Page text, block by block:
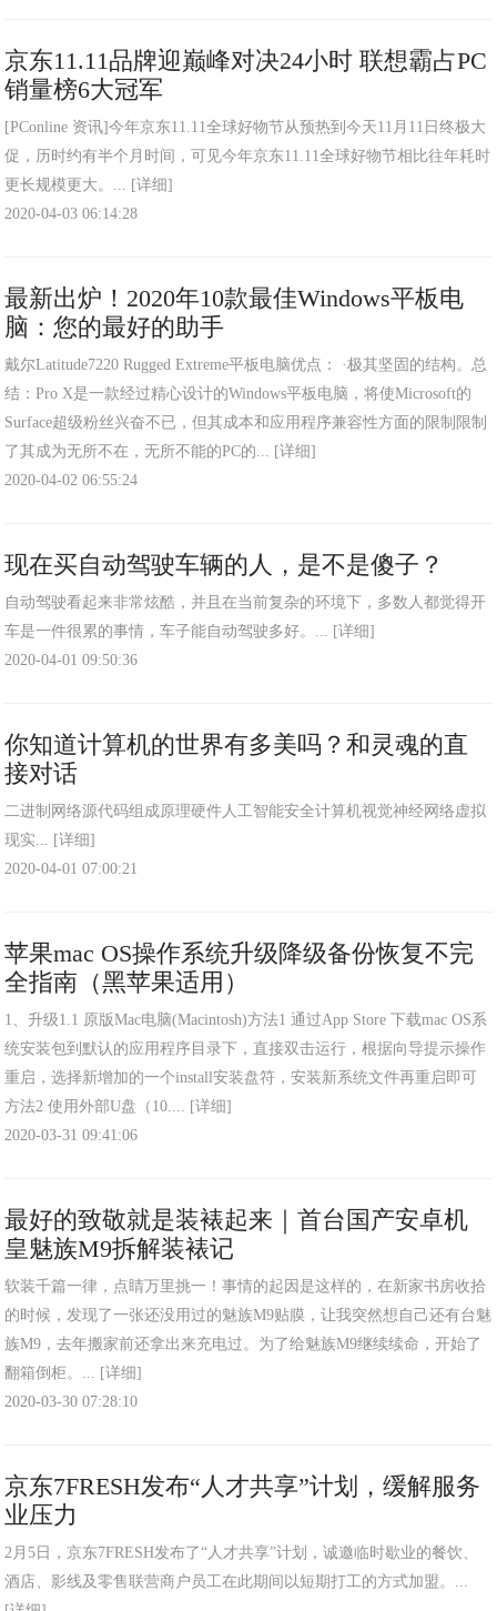
京东11.11品牌迎巅峰对决24小时 联想霸占PC
销量榜6大冠军
[PConline 资讯]今年京东11.11全球好物节从预热到今天11月11日终极大
促，历时约有半个月时间，可见今年京东11.11全球好物节相比往年耗时
更长规模更大。... [详细]
2020-04-03 06:14:28
最新出炉！2020年10款最佳Windows平板电
脑：您的最好的助手
戴尔Latitude7220 Rugged Extreme平板电脑优点： ·极其坚固的结构。总
结：Pro X是一款经过精心设计的Windows平板电脑，将使Microsoft的
Surface超级粉丝兴奋不已，但其成本和应用程序兼容性方面的限制限制
了其成为无所不在，无所不能的PC的... [详细]
2020-04-02 06:55:24
现在买自动驾驶车辆的人，是不是傻子？
自动驾驶看起来非常炫酷，并且在当前复杂的环境下，多数人都觉得开
车是一件很累的事情，车子能自动驾驶多好。... [详细]
2020-04-01 09:50:36
你知道计算机的世界有多美吗？和灵魂的直
接对话
二进制网络源代码组成原理硬件人工智能安全计算机视觉神经网络虚拟
现实... [详细]
2020-04-01 07:00:21
苹果mac OS操作系统升级降级备份恢复不完
全指南（黑苹果适用）
1、升级1.1 原版Mac电脑(Macintosh)方法1 通过App Store 下载mac OS系
统安装包到默认的应用程序目录下，直接双击运行，根据向导提示操作
重启，选择新增加的一个install安装盘符，安装新系统文件再重启即可
方法2 使用外部U盘（10.... [详细]
2020-03-31 09:41:06
最好的致敬就是装裱起来｜首台国产安卓机
皇魅族M9拆解装裱记
软装千篇一律，点睛万里挑一！事情的起因是这样的，在新家书房收拾
的时候，发现了一张还没用过的魅族M9贴膜，让我突然想自己还有台魅
族M9，去年搬家前还拿出来充电过。为了给魅族M9继续续命，开始了
翻箱倒柜。... [详细]
2020-03-30 07:28:10
京东7FRESH发布“人才共享”计划，缓解服务
业压力
2月5日，京东7FRESH发布了“人才共享”计划，诚邀临时歇业的餐饮、
酒店、影线及零售联营商户员工在此期间以短期打工的方式加盟。...